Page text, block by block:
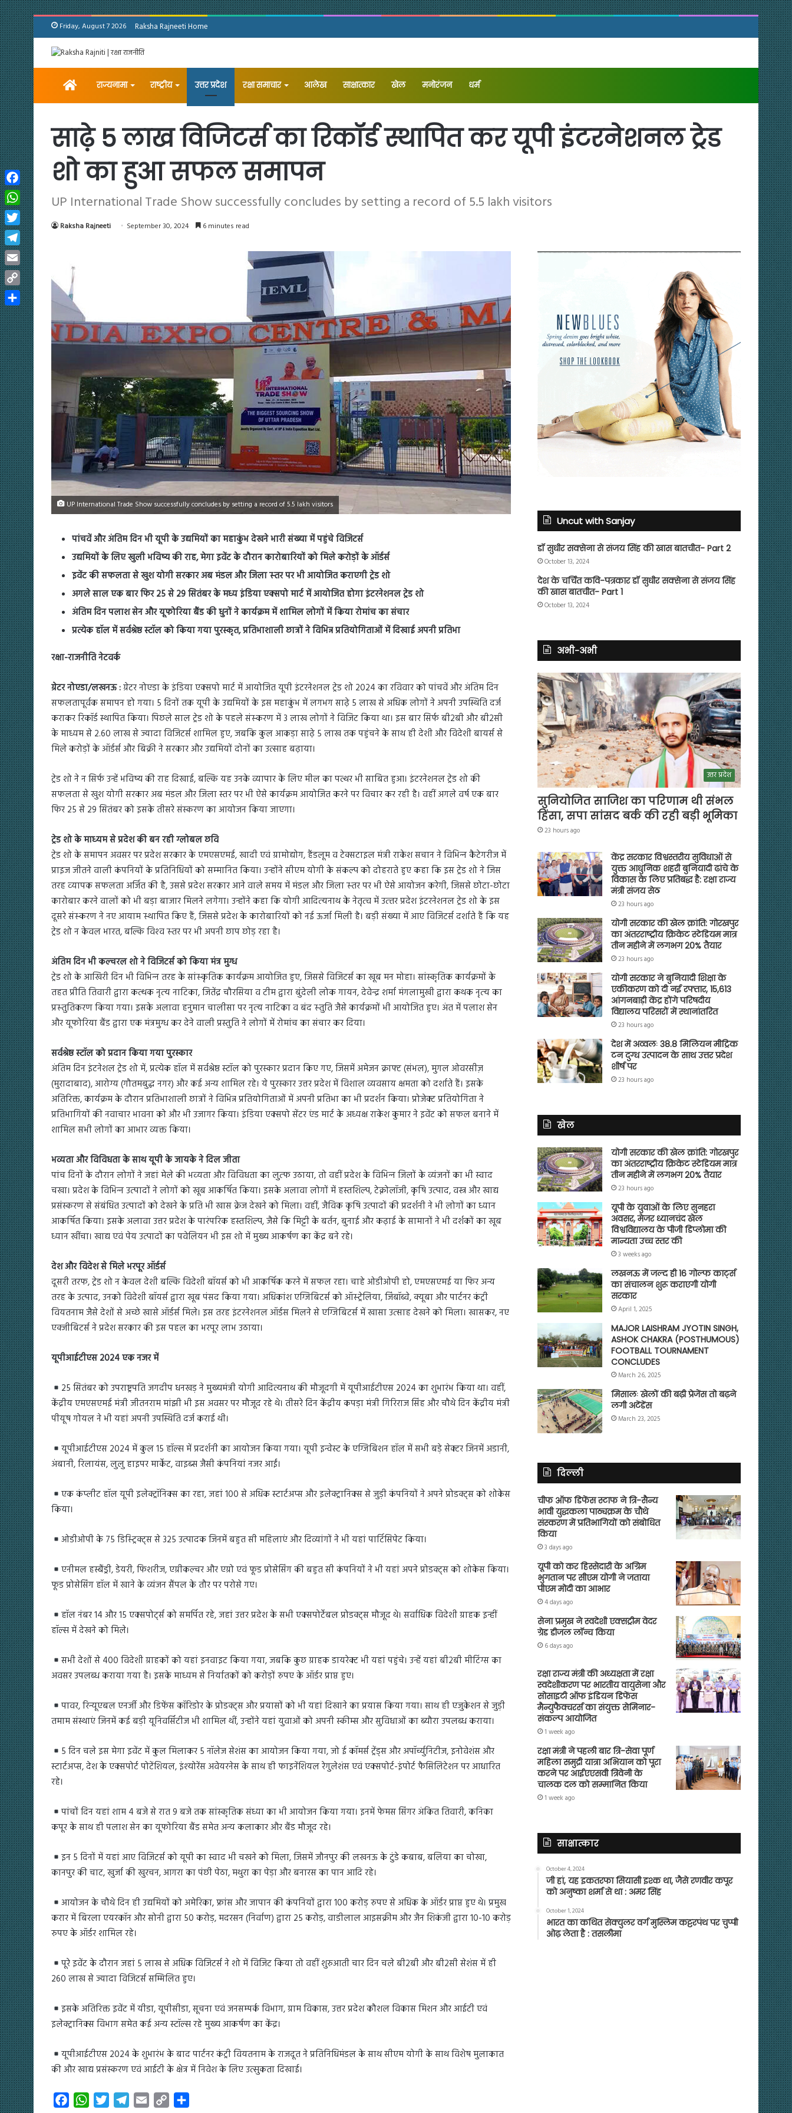
Friday, August 7 2026 Raksha Rajneeti Home
Homeराज्यनामा राष्ट्रीय उत्तर प्रदेश रक्षा समाचार आलेख ⁠साक्षात्कार खेल मनोरंजन धर्म
साढ़े 5 लाख विजिटर्स का रिकॉर्ड स्थापित कर यूपी इंटरनेशनल ट्रेड
शो का हुआ सफल समापन
UP International Trade Show successfully concludes by setting a record of 5.5 lakh visitors
Raksha Rajneeti September 30, 2024 6 minutes read
UP International Trade Show successfully concludes by setting a record of 5.5 lakh visitors
पांचवें और अंतिम दिन भी यूपी के उद्यमियों का महाकुंभ देखने भारी संख्या में पहुंचे विजिटर्स
उद्यमियों के लिए खुली भविष्य की राह, मेगा इवेंट के दौरान कारोबारियों को मिले करोड़ों के ऑर्डर्स
इवेंट की सफलता से खुश योगी सरकार अब मंडल और जिला स्‍तर पर भी आयोजित कराएगी ट्रेड शो
अगले साल एक बार फिर 25 से 29 सितंबर के मध्य इंडिया एक्सपो मार्ट में आयोजित होगा इंटरनेशनल ट्रेड शो
अंतिम दिन पलाश सेन और यूफोरिया बैंड की धुनों ने कार्यक्रम में शामिल लोगों में किया रोमांच का संचार
प्रत्येक हॉल में सर्वश्रेष्ठ स्टॉल को किया गया पुरस्कृत, प्रतिभाशाली छात्रों ने विभिन्न प्रतियोगिताओं में दिखाई अपनी प्रतिभा
रक्षा-राजनीति नेटवर्क
ग्रेटर नोएडा/लखनऊ :ग्रेटर नोएडा के इंडिया एक्सपो मार्ट में आयोजित यूपी इंटरनेशनल ट्रेड शो 2024 का रविवार को पांचवें और अंतिम दिन
सफलतापूर्वक समापन हो गया। 5 दिनों तक यूपी के उद्यमियों के इस महाकुंभ में लगभग साढ़े 5 लाख से अधिक लोगों ने अपनी उपस्थिति दर्ज
कराकर रिकॉर्ड स्थापित किया। पिछले साल ट्रेड शो के पहले संस्‍करण में 3 लाख लोगों ने विजिट किया था। इस बार सिर्फ बी2बी और बी2सी
के माध्यम से 2.60 लाख से ज्यादा विजिटर्स शामिल हुए, जबकि कुल आकड़ा साढ़े 5 लाख तक पहुंचने के साथ ही देशी और विदेशी बायर्स से
मिले करोड़ों के ऑर्डर्स और बिक्री ने सरकार और उद्यमियों दोनों का उत्साह बढ़ाया।
ट्रेड शो ने न सिर्फ उन्हें भविष्य की राह दिखाई, बल्कि यह उनके व्यापार के लिए मील का पत्थर भी साबित हुआ। इंटरनेशनल ट्रेड शो की
सफलता से खुश योगी सरकार अब मंडल और जिला स्तर पर भी ऐसे कार्यक्रम आयोजित करने पर विचार कर रही है। वहीं अगले वर्ष एक बार
फिर 25 से 29 सितंबर को इसके तीसरे संस्करण का आयोजन किया जाएगा।
ट्रेड शो के माध्‍यम से प्रदेश की बन रही ग्‍लोबल छवि
ट्रेड शो के समापन अवसर पर प्रदेश सरकार के एमएसएमई, खादी एवं ग्रामोद्योग, हैंडलूम व टेक्‍सटाइल मंत्री राकेश सचान ने विभिन्‍न कैटेगरीज में
प्राइज जीतने वाली कंपनियों के प्रतिनिधियों को सम्‍मानित किया। उन्होंने सीएम योगी के संकल्प को दोहराते हुए कहा कि इस ट्रेड शो ने जिस
तरह व्‍यापक सफलता अर्जित की है, उससे प्रदेश सरकार आने वाले समय में मंडल और जिला स्‍तर पर भी ऐसे आयोजन करेगी, जिससे छोटा-छोटा
कारोबार करने वालों को भी बड़ा बाजार मिलने लगेगा। उन्होंने कहा कि योगी आदित्‍यनाथ के नेतृत्‍व में उत्‍तर प्रदेश इंटरनेशनल ट्रेड शो के इस
दूसरे संस्‍करण ने नए आयाम स्‍थापित किए हैं, जिससे प्रदेश के कारोबारियों को नई ऊर्जा मिली है। बड़ी संख्या में आए विजिटर्स दर्शाते हैं कि यह
ट्रेड शो न केवल भारत, बल्कि विश्‍व स्‍तर पर भी अपनी छाप छोड़ रहा है।
अंतिम दिन भी कल्चरल शो ने विजिटर्स को किया मंत्र मुग्ध
ट्रेड शो के आखिरी दिन भी विभिन्‍न तरह के सांस्‍कृतिक कार्यक्रम आयोजित हुए, जिससे विजिटर्स का खूब मन मोहा। सांस्कृतिक कार्यक्रमों के
तहत प्रीति तिवारी द्वारा कत्‍थक नृत्‍य नाटिका, जितेंद्र चौरसिया व टीम द्वारा बुंदेली लोक गायन, देवेन्‍द्र शर्मा मंगलामुखी द्वारा कथक नृत्‍य का
प्रस्‍तुतिकरण किया गया। इसके अलावा हनुमान चालीसा पर नृत्‍य नाटिका व बंद स्‍तुति जैसे कार्यक्रमों भी आयोजित हुए। अंत में पलाश सेन
और यूफोरिया बैंड द्वारा एक मंत्रमुग्ध कर देने वाली प्रस्तुति ने लोगों में रोमांच का संचार कर दिया।
सर्वश्रेष्ठ स्टॉल को प्रदान किया गया पुरस्कार
अंतिम दिन इंटनेशल ट्रेड शो में, प्रत्येक हॉल में सर्वश्रेष्ठ स्टॉल को पुरस्कार प्रदान किए गए, जिसमें अमेजन क्राफ्ट (संभल), मुगल ओवरसीज़
(मुरादाबाद), आरोग्य (गौतमबुद्ध नगर) और कई अन्य शामिल रहे। ये पुरस्कार उत्तर प्रदेश में विशाल व्यवसाय क्षमता को दर्शाते हैं। इसके
अतिरिक्त, कार्यक्रम के दौरान प्रतिभाशाली छात्रों ने विभिन्न प्रतियोगिताओं में अपनी प्रतिभा का भी प्रदर्शन किया। प्रोजेक्ट प्रतियोगिता ने
प्रतिभागियों की नवाचार भावना को और भी उजागर किया। इंडिया एक्सपो सेंटर एंड मार्ट के अध्यक्ष राकेश कुमार ने इवेंट को सफल बनाने में
शामिल सभी लोगों का आभार व्यक्त किया।
भव्यता और विविधता के साथ यूपी के जायके ने दिल जीता
पांच दिनों के दौरान लोगों ने जहां मेले की भव्‍यता और विविधता का लुत्‍फ उठाया, तो वहीं प्रदेश के विभिन्‍न जिलों के व्यंजनों का भी स्वाद
चखा। प्रदेश के विभिन्‍न उत्‍पादों ने लोगों को खूब आकर्षित किया। इसके अलावा लोगों में हस्तशिल्प, टेक्नोलॉजी, कृषि उत्पाद, वस्त्र और खाद्य
प्रसंस्करण से संबंधित उत्‍पादों को देखने के प्रति भी खास क्रेज देखने को मिला। वहीं, जैविक कृषि उत्पादों की प्रदर्शनी ने भी लोगों का ध्यान
आकर्षित किया। इसके अलावा उत्तर प्रदेश के पारंपरिक हस्तशिल्प, जैसे कि मिट्टी के बर्तन, बुनाई और कढ़ाई के सामानों ने भी दर्शकों का खूब
ध्यान खींचा। खाद्य एवं पेय उत्पादों का पवेलियन भी इस शो में मुख्य आकर्षण का केंद्र बने रहे।
देश और विदेश से मिले भरपूर ऑर्डर्स
दूसरी तरफ, ट्रेड शो न केवल देशी बल्कि विदेशी बॉयर्स को भी आकर्षिक करने में सफल रहा। चाहे ओडीओपी हो, एमएसएमई या फिर अन्‍य
तरह के उत्‍पाद, उनको विदेशी बॉयर्स द्वारा खूब पंसद किया गया। अधिकांश एग्जिबिटर्स को ऑस्‍ट्रेलिया, जिंबॉब्वे, क्‍यूबा और पार्टनर कंट्री
वियतनाम जैसे देशों से अच्‍छे खासे ऑर्डर्स मिले। इस तरह इंटरनेशनल ऑर्डस मिलने से एग्जिबिटर्स में खासा उत्‍साह देखने को मिला। खासकर, नए
एक्‍जीबिटर्स ने प्रदेश सरकार की इस पहल का भरपूर लाभ उठाया।
यूपीआईटीएस 2024 एक नजर में
25 सितंबर को उपराष्ट्रपति जगदीप धनखड़ ने मुख्यमंत्री योगी आदित्यनाथ की मौजूदगी में यूपीआईटीएस 2024 का शुभारंभ किया था। वहीं,
केंद्रीय एमएसएमई मंत्री जीतनराम मांझी भी इस अवसर पर मौजूद रहे थे। तीसरे दिन केंद्रीय कपड़ा मंत्री गिरिराज सिंह और चौथे दिन केंद्रीय मंत्री
पीयूष गोयल ने भी यहां अपनी उपस्थिति दर्ज कराई थी।
यूपीआईटीएस 2024 में कुल 15 हॉल्स में प्रदर्शनी का आयोजन किया गया। यूपी इन्वेस्ट के एग्जिबिशन हॉल में सभी बड़े सेक्टर जिनमें अडानी,
अंबानी, रिलायंस, लुलु हाइपर मार्केट, वाइब्स जैसी कंपनियां नजर आईं।
एक कंप्लीट हॉल यूपी इलेक्ट्रॉनिक्स का रहा, जहां 100 से अधिक स्टार्टअप्स और इलेक्ट्रानिक्स से जुड़ी कंपनियों ने अपने प्रोडक्ट्स को शोकेस
किया।
ओडीओपी के 75 डिस्ट्रिक्ट्स से 325 उत्पादक जिनमें बहुत सी महिलाएं और दिव्यांगों ने भी यहां पार्टिसिपेट किया।
एनीमल हस्बैंड्री, डेयरी, फिशरीज, एग्रीकल्चर और एग्रो एवं फूड प्रोसेसिंग की बहुत सी कंपनियों ने भी यहां अपने प्रोडक्ट्स को शोकेस किया।
फूड प्रोसेसिंग हॉल में खाने के व्यंजन सैंपल के तौर पर परोसे गए।
हॉल नंबर 14 और 15 एक्सपोर्ट्स को समर्पित रहे, जहां उत्तर प्रदेश के सभी एक्सपोर्टेबल प्रोडक्ट्स मौजूद थे। सर्वाधिक विदेशी ग्राहक इन्हीं
हॉल्स में देखने को मिले।
सभी देशों से 400 विदेशी ग्राहकों को यहां इनवाइट किया गया, जबकि कुछ ग्राहक डायरेक्ट भी यहां पहुंचे। उन्हें यहां बी2बी मीटिंग्स का
अवसर उपलब्ध कराया गया है। इसके माध्यम से निर्यातकों को करोड़ों रुपए के ऑर्डर प्राप्त हुए।
पावर, रिन्यूएबल एनर्जी और डिफेंस कॉरिडोर के प्रोडक्ट्स और प्रयासों को भी यहां दिखाने का प्रयास किया गया। साथ ही एजुकेशन से जुड़ी
तमाम संस्थाएं जिनमें कई बड़ी यूनिवर्सिटीज भी शामिल थीं, उन्होंने यहां युवाओं को अपनी स्कीम्स और सुविधाओं का ब्यौरा उपलब्ध कराया।
5 दिन चले इस मेगा इवेंट में कुल मिलाकर 5 नॉलेज सेशंस का आयोजन किया गया, जो ई कॉमर्स ट्रेंड्स और अपॉर्च्युनिटीज, इनोवेशंस और
स्टार्टअप्स, देश के एक्सपोर्ट पोटेंशियल, इंश्योरेंस अवेयरनेस के साथ ही फाइनेंशियल रेगुलेशंस एवं एक्सपोर्ट-इंपोर्ट फैसिलिटेशन पर आधारित
रहे।
पांचों दिन यहां शाम 4 बजे से रात 9 बजे तक सांस्कृतिक संध्या का भी आयोजन किया गया। इनमें फेमस सिंगर अंकित तिवारी, कनिका
कपूर के साथ ही पलाश सेन का यूफोरिया बैंड समेत अन्य कलाकार और बैंड मौजूद रहे।
इन 5 दिनों में यहां आए विजिटर्स को यूपी का स्वाद भी चखने को मिला, जिसमें जौनपुर की लखनऊ के टुंडे कबाब, बलिया का चोखा,
कानपुर की चाट, खुर्जा की खुरचन, आगरा का पंछी पेठा, मथुरा का पेड़ा और बनारस का पान आदि रहे।
आयोजन के चौथे दिन ही उद्यमियों को अमेरिका, फ्रांस और जापान की कंपनियों द्वारा 100 करोड़ रुपए से अधिक के ऑर्डर प्राप्त हुए थे। प्रमुख
करार में बिरला एयरकॉन और सोनी द्वारा 50 करोड़, मदरसन (निर्वाण) द्वारा 25 करोड़, वाडीलाल आइसक्रीम और जैन शिकंजी द्वारा 10-10 करोड़
रुपए के ऑर्डर शामिल रहे।
पूरे इवेंट के दौरान जहां 5 लाख से अधिक विजिटर्स ने शो में विजिट किया तो वहीं शुरुआती चार दिन चले बी2बी और बी2सी सेशंस में ही
260 लाख से ज्यादा विजिटर्स सम्मिलित हुए।
इसके अतिरिक्त इवेंट में यीडा, यूपीसीडा, सूचना एवं जनसम्पर्क विभाग, ग्राम विकास, उत्तर प्रदेश कौशल विकास मिशन और आईटी एवं
इलेक्ट्रानिक्स विभाग समेत कई अन्य स्टॉल्स रहे मुख्य आकर्षण का केंद्र।
यूपीआईटीएस 2024 के शुभारंभ के बाद पार्टनर कंट्री वियतनाम के राजदूत ने प्रतिनिधिमंडल के साथ सीएम योगी के साथ विशेष मुलाकात
की और खाद्य प्रसंस्करण एवं आईटी के क्षेत्र में निवेश के लिए उत्सुकता दिखाई।
W
Uncut with Sanjay
डॉ सुधीर सक्सेना से संजय सिंह की खास बातचीत- Part 2
October 13, 2024
देश के चर्चित कवि-पत्रकार डॉ सुधीर सक्सेना से संजय सिंह
की खास बातचीत- Part 1
October 13, 2024
अभी-अभी
उत्तर प्रदेश
सुनियोजित साजिश का परिणाम थी संभल
हिंसा, सपा सांसद बर्क की रही बड़ी भूमिका
23 hours ago
केंद्र सरकार विश्वस्तरीय सुविधाओं से
युक्त आधुनिक शहरी बुनियादी ढांचे के
विकास के लिए प्रतिबद्ध है: रक्षा राज्य
मंत्री संजय सेठ
23 hours ago
योगी सरकार की खेल क्रांति: गोरखपुर
का अंतरराष्ट्रीय क्रिकेट स्टेडियम मात्र
तीन महीने में लगभग 20% तैयार
23 hours ago
योगी सरकार ने बुनियादी शिक्षा के
एकीकरण को दी नई रफ्तार, 15,613
आंगनबाड़ी केंद्र होंगे परिषदीय
विद्यालय परिसरों में स्थानांतरित
23 hours ago
देश में अव्वलः 38.8 मिलियन मीट्रिक
टन दुग्ध उत्पादन के साथ उत्तर प्रदेश
शीर्ष पर
23 hours ago
खेल
योगी सरकार की खेल क्रांति: गोरखपुर
का अंतरराष्ट्रीय क्रिकेट स्टेडियम मात्र
तीन महीने में लगभग 20% तैयार
23 hours ago
यूपी के युवाओं के लिए सुनहरा
अवसर, मेजर ध्यानचंद खेल
विश्वविद्यालय के पीजी डिप्लोमा की
मान्यता उच्च स्तर की
3 weeks ago
लखनऊ में जल्द ही 16 गोल्फ कार्ट्स
का संचालन शुरू कराएगी योगी
सरकार
April 1, 2025
MAJOR LAISHRAM JYOTIN SINGH,
ASHOK CHAKRA (POSTHUMOUS)
FOOTBALL TOURNAMENT
CONCLUDES
March 26, 2025
मिसालः खेलों की बढ़ी प्रेजेंस तो बढ़ने
लगी अटेंडेंस
March 23, 2025
दिल्ली
चीफ ऑफ डिफेंस स्टाफ ने त्रि-सैन्य
भावी युद्धकला पाठ्यक्रम के चौथे
संस्करण में प्रतिभागियों को संबोधित
किया
3 days ago
यूपी को कर हिस्सेदारी के अग्रिम
भुगतान पर सीएम योगी ने जताया
पीएम मोदी का आभार
4 days ago
सेना प्रमुख ने स्वदेशी एक्सट्रीम वेदर
ग्रेड डीजल लॉन्च किया
6 days ago
रक्षा राज्य मंत्री की अध्यक्षता में रक्षा
स्वदेशीकरण पर भारतीय वायुसेना और
सोसाइटी ऑफ इंडियन डिफेंस
मैन्युफैक्चरर्स का संयुक्त सेमिनार-
संकल्प आयोजित
1 week ago
रक्षा मंत्री ने पहली बार त्रि-सेवा पूर्ण
महिला समुद्री यात्रा अभियान को पूरा
करने पर आईएएसवी त्रिवेनी के
चालक दल को सम्मानित किया
1 week ago
साक्षात्कार
October 4, 2024
जी हां, यह इकतरफा सियासी इश्क था, जैसे रणवीर कपूर
को अनुष्का शर्मा से था : अमर सिंह
October 1, 2024
भारत का कथित सेक्युलर वर्ग मुस्लिम कट्टरपंथ पर चुप्पी
ओढ़ लेता है : तसलीमा
Facebook
WhatsApp
Twitter
Telegram
Email
Copy
Link
Share